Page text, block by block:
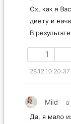
Ох, как я
диету и
В
1
28.12.10 20:37
Mild в
Да, я мало